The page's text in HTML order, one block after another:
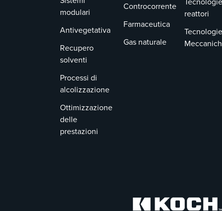
modulari
Antivegetativa
Recupero
solventi
Processi di
alcolizzazione
Ottimizzazione
delle
prestazioni
Controcorrente
Farmaceutica
Gas naturale
reattori
Tecnologie